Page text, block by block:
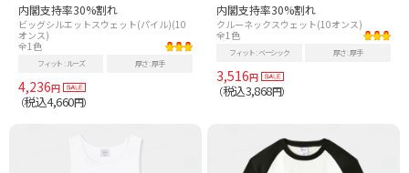
内閣支持率30%割れ
ビッグシルエットスウェット(パイル)(10
オンス)
全1色
フィット ルーズ 厚さ 厚手
4,236円
（税込4,660円）
内閣支持率30%割れ
クルーネックスウェット(10オンス)
全1色
フィット ベーシック 厚さ 厚手
3,516円
（税込3,868円）